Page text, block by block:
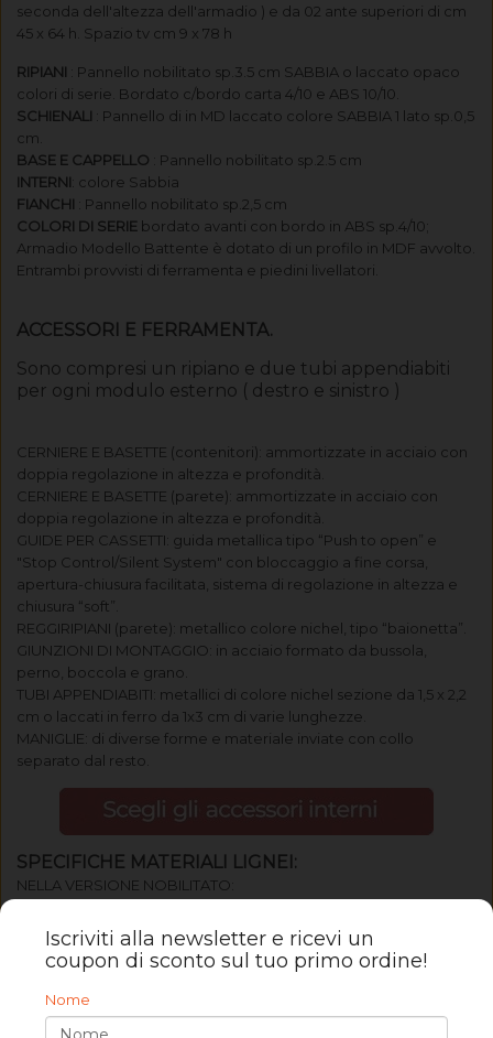
seconda dell'altezza dell'armadio ) e da 02 ante superiori di cm
45 x 64 h. Spazio tv cm 9 x 78 h
RIPIANI : Pannello nobilitato sp.3.5 cm SABBIA o laccato opaco
colori di serie. Bordato c/bordo carta 4/10 e ABS 10/10.
SCHIENALI : Pannello di in MD laccato colore SABBIA 1 lato sp.0,5
cm.
BASE E CAPPELLO : Pannello nobilitato sp.2.5 cm
INTERNI : colore Sabbia
FIANCHI : Pannello nobilitato sp.2,5 cm
COLORI DI SERIE bordato avanti con bordo in ABS sp.4/10;
Armadio Modello Battente è dotato di un profilo in MDF avvolto.
Entrambi provvisti di ferramenta e piedini livellatori.
ACCESSORI E FERRAMENTA.
Sono compresi un ripiano e due tubi appendiabiti
per ogni modulo esterno ( destro e sinistro )
CERNIERE E BASETTE (contenitori): ammortizzate in acciaio con
doppia regolazione in altezza e profondità.
CERNIERE E BASETTE (parete): ammortizzate in acciaio con
doppia regolazione in altezza e profondità.
GUIDE PER CASSETTI: guida metallica tipo “Push to open” e
"Stop Control/Silent System" con bloccaggio a fine corsa,
apertura-chiusura facilitata, sistema di regolazione in altezza e
chiusura “soft”.
REGGIRIPIANI (parete): metallico colore nichel, tipo “baionetta”.
GIUNZIONI DI MONTAGGIO: in acciaio formato da bussola,
perno, boccola e grano.
TUBI APPENDIABITI: metallici di colore nichel sezione da 1,5 x 2,2
cm o laccati in ferro da 1x3 cm di varie lunghezze.
MANIGLIE: di diverse forme e materiale inviate con collo
separato dal resto.
SPECIFICHE MATERIALI LIGNEI:
NELLA VERSIONE NOBILITATO:
formaldeide), Nobilitato con carta melaminica tipo legno colori
di serie;
conformità a quanto prescritto dal produttore. In particolare
Iscriviti alla newsletter e ricevi un
coupon di sconto sul tuo primo ordine!
Nome